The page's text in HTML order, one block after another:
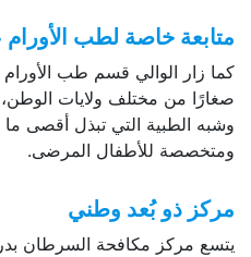
متابعة خاصة لطب الأورام
كما زار الوالي قسم طب
صغارًا من مختلف ولايات الوطن،
وشبه الطبية التي تبذل أقصى ما
ومتخصصة للأطفال المرضى.
مركز ذو بُعد وطني